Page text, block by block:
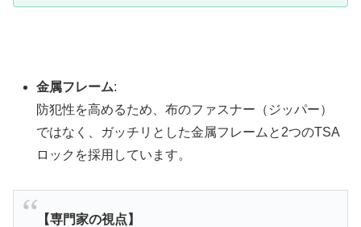
金属フレーム:
防犯性を高めるため、布のファスナー（ジッパー）
ではなく、ガッチリとした金属フレームと2つのTSA
ロックを採用しています。
【専門家の視点】